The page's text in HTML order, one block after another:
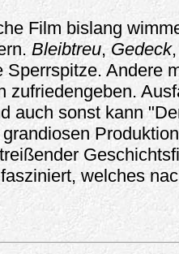
Film bislang
Bleibtreu,Gedeck
Andere
zufriedengeben.
auch sonst kann
welches